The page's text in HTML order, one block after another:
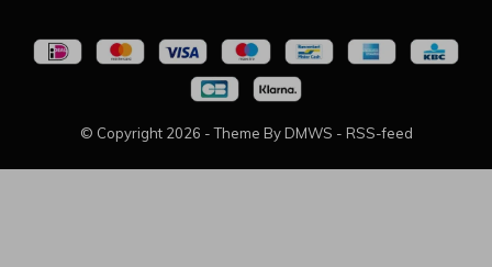
© Copyright 2026 - Theme By DMWS - RSS-feed